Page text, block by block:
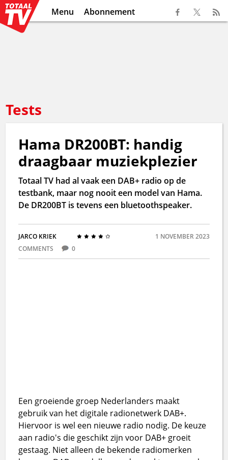
Menu Abonnement
Tests
Hama DR200BT: handig
draagbaar muziekplezier
Totaal TV had al vaak een DAB+ radio op de
testbank, maar nog nooit een model van Hama.
De DR200BT is tevens een bluetoothspeaker.
JARCO KRIEK
1 NOVEMBER 2023
COMMENTS
0
Een groeiende groep Nederlanders maakt
gebruik van het digitale radionetwerk DAB+.
Hiervoor is wel een nieuwe radio nodig. De keuze
aan radio's die geschikt zijn voor DAB+ groeit
gestaag. Niet alleen de bekende radiomerken